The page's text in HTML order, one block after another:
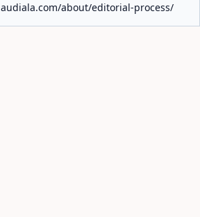
audiala.com/about/editorial-process/